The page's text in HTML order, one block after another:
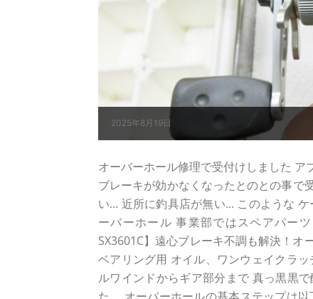
2025年8月19日
オーバーホール修理で受付けしました ア
ブレーキが効かなくなったとのとの事で
い... 近所に釣具店が無い... このような
ーバーホール 事業部ではスペアパー
SX3601C】遠心ブレーキ不調も解決！
ベアリング用 オイル、ワンウェイクラ
ルワインドからギア部分まで 真っ黒黒